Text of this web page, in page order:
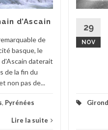
d’Ascain
de
basque, le
daterait
de la fin du
non pas de...
, Pyrénées
Lire la suite
29
NOV